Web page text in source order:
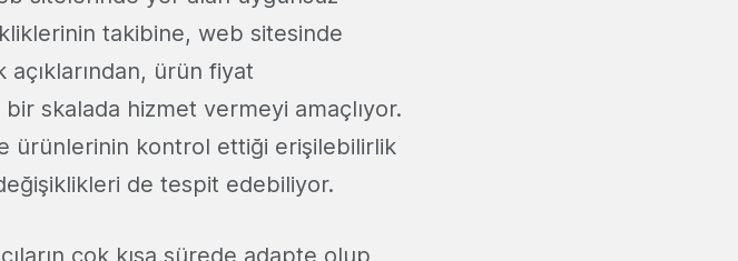
takibine, web sitesinde
ürün fiyat
skalada hizmet vermeyi amaçlıyor.
ürünlerinin kontrol ettiği erişilebilirlik
de tespit edebiliyor.